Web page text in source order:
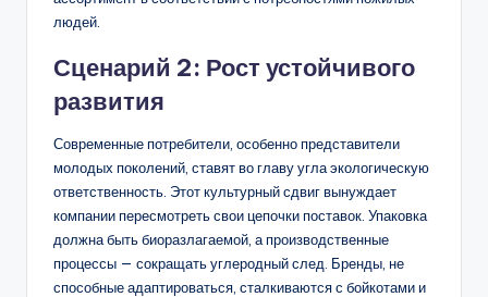
людей.
Сценарий 2: Рост устойчивого
развития
Современные потребители, особенно представители
молодых поколений, ставят во главу угла экологическую
ответственность. Этот культурный сдвиг вынуждает
компании пересмотреть свои цепочки поставок. Упаковка
должна быть биоразлагаемой, а производственные
процессы — сокращать углеродный след. Бренды, не
способные адаптироваться, сталкиваются с бойкотами и